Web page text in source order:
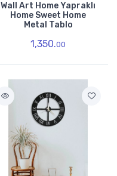
Wall Art Home Yapraklı
Home Sweet Home
Metal Tablo
1,350.00